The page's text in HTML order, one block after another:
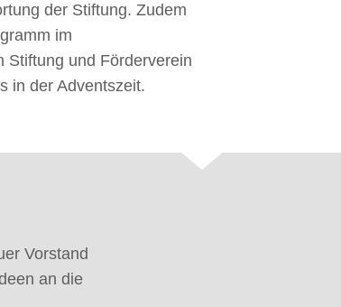
der Stiftung. Zudem
im
Stiftung und Förderverein
in der Adventszeit.
Vorstand
an die